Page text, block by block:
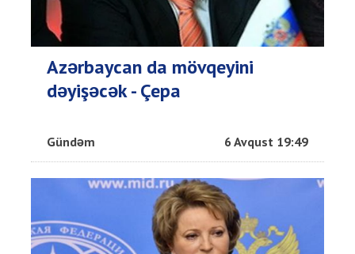
Azərbaycan da mövqeyini
dəyişəcək - Çepa
Gündəm 6 Avqust 19:49